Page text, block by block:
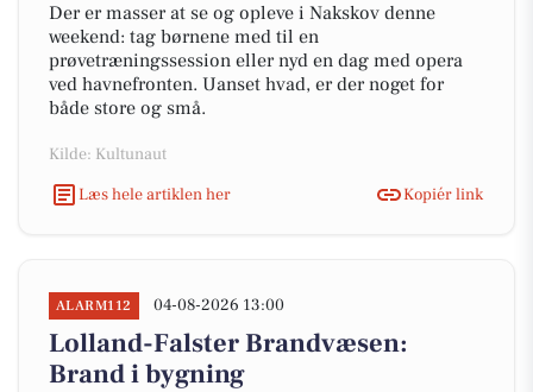
Der er masser at se og opleve i Nakskov denne
weekend: tag børnene med til en
prøvetræningssession eller nyd en dag med opera
ved havnefronten. Uanset hvad, er der noget for
både store og små.
Kilde: Kultunaut
Læs hele artiklen her
Kopiér link
ALARM112 04-08-2026 13:00
Lolland-Falster Brandvæsen:
Brand i bygning